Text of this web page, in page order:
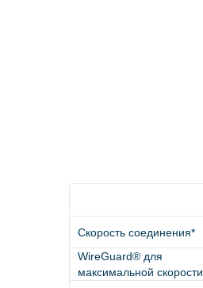
Скорость соединения*
WireGuard® для
максимальной скорости